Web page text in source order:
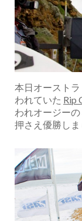
本日オースト
われていた Rip
われオージーの
押さえ優勝しま